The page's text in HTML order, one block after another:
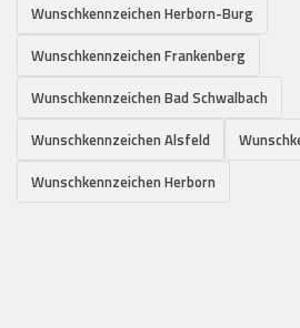
Wunschkennzeichen Herborn-Burg
Wunschkennzeichen Frankenberg
Wunschkennzeichen Bad Schwalbach
Wunschkennzeichen Alsfeld
Wunschkennzeichen Herborn